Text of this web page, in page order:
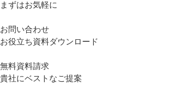
まずはお気軽に
お問い合わせ
お役立ち資料ダウンロード
無料資料請求
貴社にベストなご提案